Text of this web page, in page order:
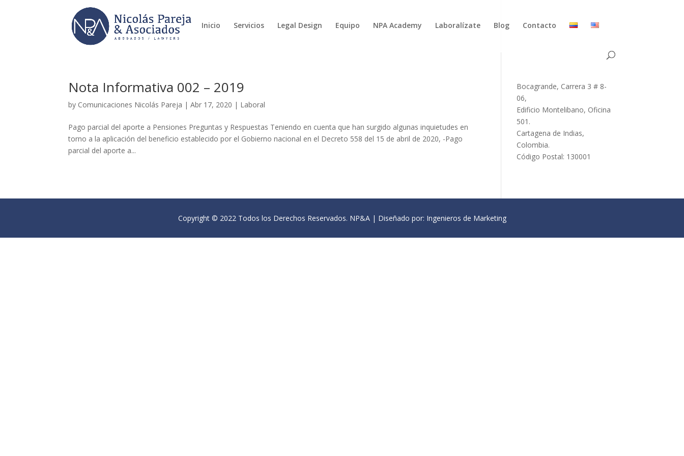
Inicio Servicios Legal Design Equipo NPA Academy Laboralízate Blog Contacto
Nota Informativa 002 – 2019
by Comunicaciones Nicolás Pareja |Abr 17, 2020 | Laboral
Pago parcial del aporte a Pensiones Preguntas y Respuestas Teniendo en cuenta que han surgido algunas inquietudes en
torno a la aplicación del beneficio establecido por el Gobierno nacional en el Decreto 558 del 15 de abril de 2020, -Pago
parcial del aporte a...
Bocagrande, Carrera 3 # 8-
06,
Edificio Montelibano, Oficina
501.
Cartagena de Indias,
Colombia.
Código Postal: 130001
Copyright © 2022 Todos los Derechos Reservados. NP&A | Diseñado por: Ingenieros de Marketing